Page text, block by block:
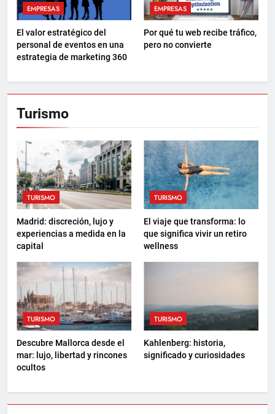
EMPRESAS
El valor estratégico del
personal de eventos en una
estrategia de marketing 360
EMPRESAS
Por qué tu web recibe tráfico,
pero no convierte
Turismo
TURISMO
Madrid: discreción, lujo y
experiencias a medida en la
capital
TURISMO
El viaje que transforma: lo
que significa vivir un retiro
wellness
TURISMO
Descubre Mallorca desde el
mar: lujo, libertad y rincones
ocultos
TURISMO
Kahlenberg: historia,
significado y curiosidades